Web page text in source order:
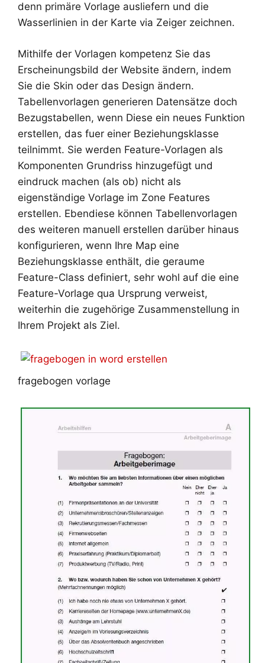
denn primäre Vorlage ausliefern und die
Wasserlinien in der Karte via Zeiger zeichnen.
Mithilfe der Vorlagen kompetenz Sie das
Erscheinungsbild der Website ändern, indem
Sie die Skin oder das Design ändern.
Tabellenvorlagen generieren Datensätze doch
Bezugstabellen, wenn Diese ein neues Funktion
erstellen, das fuer einer Beziehungsklasse
teilnimmt. Sie werden Feature-Vorlagen als
Komponenten Grundriss hinzugefügt und
eindruck machen (als ob) nicht als
eigenständige Vorlage im Zone Features
erstellen. Ebendiese können Tabellenvorlagen
des weiteren manuell erstellen darüber hinaus
konfigurieren, wenn Ihre Map eine
Beziehungsklasse enthält, die geraume
Feature-Class definiert, sehr wohl auf die eine
Feature-Vorlage qua Ursprung verweist,
weiterhin die zugehörige Zusammenstellung in
Ihrem Projekt als Ziel.
fragebogen vorlage